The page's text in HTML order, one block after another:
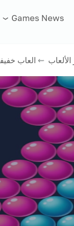
Games News
الألعاب ⇜ العاب